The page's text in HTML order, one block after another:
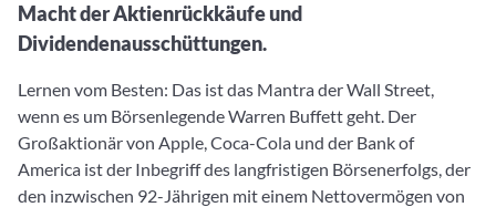
Portfolios
Eigene Portfolios und jene, denen Sie folgen
Macht der Aktienrückkäufe und
Dividendenausschüttungen.
Lernen vom Besten: Das ist das Mantra der Wall Street,
wenn es um Börsenlegende Warren Buffett geht. Der
Großaktionär von Apple, Coca-Cola und der Bank of
America ist der Inbegriff des langfristigen Börsenerfolgs, der
den inzwischen 92-Jährigen mit einem Nettovermögen von